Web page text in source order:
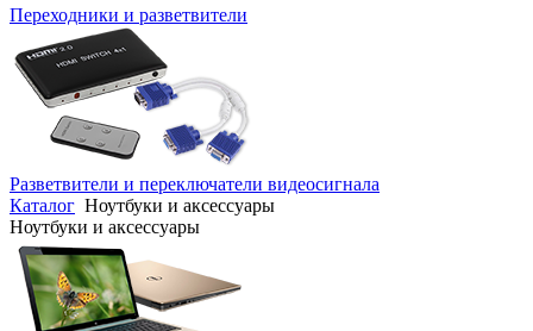
Переходники и разветвители
Разветвители и переключатели видеосигнала
Каталог Ноутбуки и аксессуары
Ноутбуки и аксессуары